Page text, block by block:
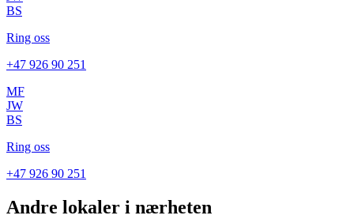
BS
Ring oss
+47 926 90 251
MF
JW
BS
Ring oss
+47 926 90 251
Andre lokaler i nærheten